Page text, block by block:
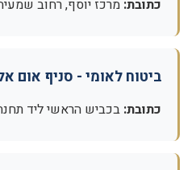
כתובת: מרכז יוסף, רחוב שמעיה 19,
ביטוח לאומי - סניף אום
כתובת: בכביש הראשי ליד